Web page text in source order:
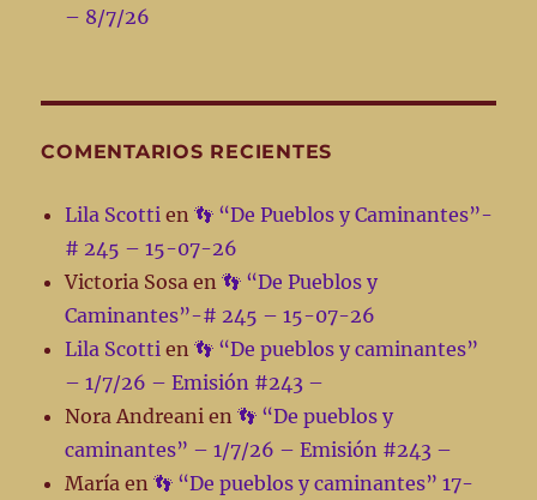
– 8/7/26
COMENTARIOS RECIENTES
Lila Scotti en👣 “De Pueblos y Caminantes”-
# 245 – 15-07-26
Victoria Sosa en👣 “De Pueblos y
Caminantes”-# 245 – 15-07-26
Lila Scotti en👣 “De pueblos y caminantes”
– 1/7/26 – Emisión #243 –
Nora Andreani en👣 “De pueblos y
caminantes” – 1/7/26 – Emisión #243 –
María en👣 “De pueblos y caminantes” 17-